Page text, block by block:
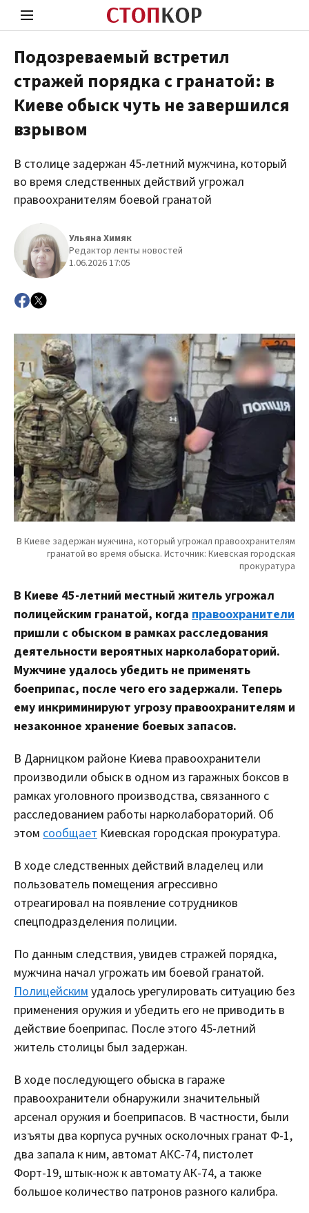
Стоп Политической Коррупции
Подозреваемый встретил
стражей порядка с гранатой: в
Киеве обыск чуть не завершился
взрывом
В столице задержан 45-летний мужчина, который
во время следственных действий угрожал
правоохранителям боевой гранатой
Ульяна Химяк
Редактор ленты новостей
1.06.2026 17:05
В Киеве 45-летний местный житель угрожал
полицейским гранатой, когда правоохранители
пришли с обыском в рамках расследования
деятельности вероятных нарколабораторий.
Мужчине удалось убедить не применять
боеприпас, после чего его задержали. Теперь
ему инкриминируют угрозу правоохранителям и
незаконное хранение боевых запасов.
В Дарницком районе Киева правоохранители
производили обыск в одном из гаражных боксов в
рамках уголовного производства, связанного с
расследованием работы нарколабораторий. Об
этом сообщает Киевская городская прокуратура.
В ходе следственных действий владелец или
пользователь помещения агрессивно
отреагировал на появление сотрудников
спецподразделения полиции.
По данным следствия, увидев стражей порядка,
мужчина начал угрожать им боевой гранатой.
Полицейским удалось урегулировать ситуацию без
применения оружия и убедить его не приводить в
действие боеприпас. После этого 45-летний
житель столицы был задержан.
В ходе последующего обыска в гараже
правоохранители обнаружили значительный
арсенал оружия и боеприпасов. В частности, были
изъяты два корпуса ручных осколочных гранат Ф-1,
два запала к ним, автомат АКС-74, пистолет
Форт-19, штык-нож к автомату АК-74, а также
большое количество патронов разного калибра.